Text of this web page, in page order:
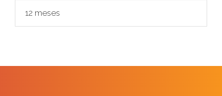
12 meses